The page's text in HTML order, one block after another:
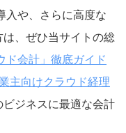
入や、さらに高度な
、ぜひ当サイトの総
ド会計」徹底ガイド
主向けクラウド経理
ジネスに最適な会計